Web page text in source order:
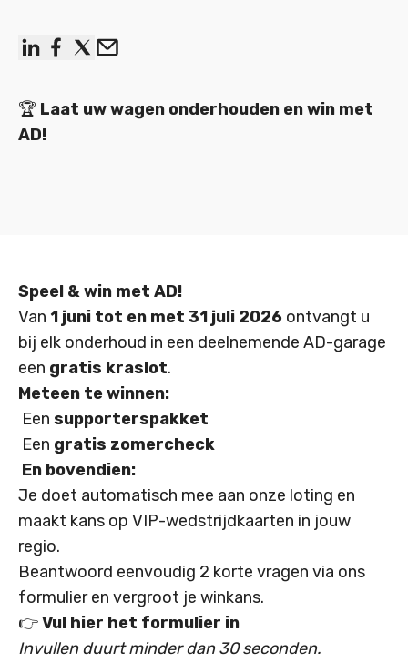
🏆 Laat uw wagen onderhouden en win met
AD!
Speel & win met AD!
Van 1 juni tot en met 31 juli 2026 ontvangt u
bij elk onderhoud in een deelnemende AD-garage
een gratis kraslot.
Meteen te winnen:
Een supporterspakket
Een gratis zomercheck
En bovendien:
Je doet automatisch mee aan onze loting en
maakt kans op VIP-wedstrijdkaarten in jouw
regio.
Beantwoord eenvoudig 2 korte vragen via ons
formulier en vergroot je winkans.
👉Vul hier het formulier in
Invullen duurt minder dan 30 seconden.